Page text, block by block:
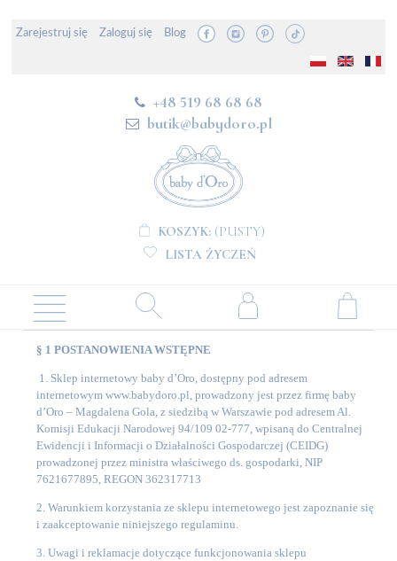
Zarejestruj się Zaloguj się Blog
+48 519 68 68 68
butik@babydoro.pl
KOSZYK: (PUSTY)
LISTA ŻYCZEŃ
§ 1 POSTANOWIENIA WSTĘPNE
1. Sklep internetowy baby d’Oro, dostępny pod adresem
internetowym www.babydoro.pl, prowadzony jest przez firmę baby
d’Oro – Magdalena Gola, z siedzibą w Warszawie pod adresem Al.
Komisji Edukacji Narodowej 94/109 02-777, wpisaną do Centralnej
Ewidencji i Informacji o Działalności Gospodarczej (CEIDG)
prowadzonej przez ministra właściwego ds. gospodarki, NIP
7621677895, REGON 362317713
2. Warunkiem korzystania ze sklepu internetowego jest zapoznanie się
i zaakceptowanie niniejszego regulaminu.
3. Uwagi i reklamacje dotyczące funkcjonowania sklepu